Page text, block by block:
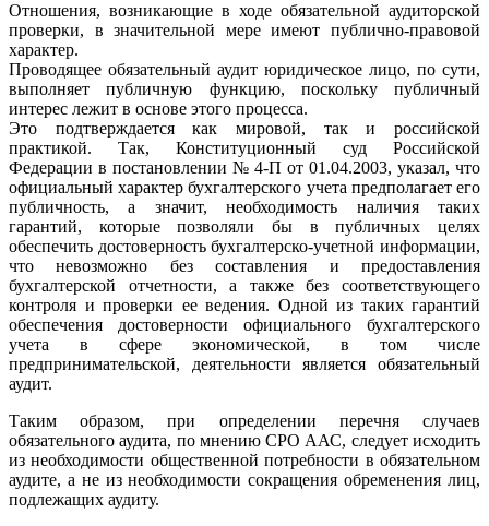
Отношения, возникающие в ходе обязательной аудиторской
проверки, в значительной мере имеют публично-правовой
характер.
Проводящее обязательный аудит юридическое лицо, по сути,
выполняет публичную функцию, поскольку публичный
интерес лежит в основе этого процесса.
Это подтверждается как мировой, так и российской
практикой. Так, Конституционный суд Российской
Федерации в постановлении № 4-П от 01.04.2003, указал, что
официальный характер бухгалтерского учета предполагает его
публичность, а значит, необходимость наличия таких
гарантий, которые позволяли бы в публичных целях
обеспечить достоверность бухгалтерско-учетной информации,
что невозможно без составления и предоставления
бухгалтерской отчетности, а также без соответствующего
контроля и проверки ее ведения. Одной из таких гарантий
обеспечения достоверности официального бухгалтерского
учета в сфере экономической, в том числе
предпринимательской, деятельности является обязательный
аудит.
Таким образом, при определении перечня случаев
обязательного аудита, по мнению СРО ААС, следует исходить
из необходимости общественной потребности в обязательном
аудите, а не из необходимости сокращения обременения лиц,
подлежащих аудиту.